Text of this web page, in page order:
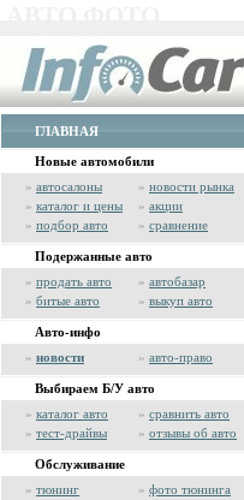
ГЛАВНАЯ
Новые автомобили
» автосалоны » новости рынка
» каталог и цены » акции
» подбор авто » сравнение
Подержанные авто
» продать авто » автобазар
» битые авто » выкуп авто
Авто-инфо
» новости » авто-право
Выбираем Б/У авто
» каталог авто » сравнить авто
» тест-драйвы » отзывы об авто
Обслуживание
» тюнинг » фото тюнинга